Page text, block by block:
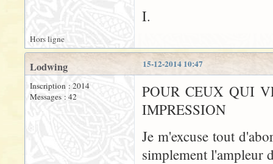
I.
Hors ligne
15-12-2014 10:47
Lodwing
Inscription : 2014
Messages : 42
POUR CEUX QUI
IMPRESSION
Je m'excuse tout
simplement l'ampleur